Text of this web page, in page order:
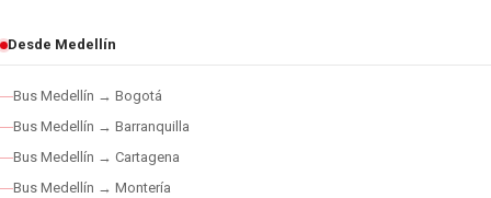
Desde Medellín
Bus Medellín → Bogotá
Bus Medellín → Barranquilla
Bus Medellín → Cartagena
Bus Medellín → Montería